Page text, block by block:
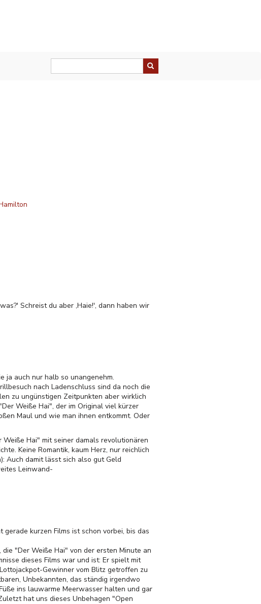
Schreist du aber ,Haie!', dann haben wir
ja auch nur halb so unangenehm.
nach Ladenschluss sind da noch die
zu ungünstigen Zeitpunkten aber wirklich
Weiße Hai", der im Original viel kürzer
Maul und wie man ihnen entkommt. Oder
Hai" mit seiner damals revolutionären
Keine Romantik, kaum Herz, nur reichlich
Auch damit lässt sich also gut Geld
Leinwand-
kurzen Films ist schon vorbei, bis das
"Der Weiße Hai" von der ersten Minute an
dieses Films war und ist: Er spielt mit
Gewinner vom Blitz getroffen zu
Unbekannten, das ständig irgendwo
ins lauwarme Meerwasser halten und gar
hat uns dieses Unbehagen "Open